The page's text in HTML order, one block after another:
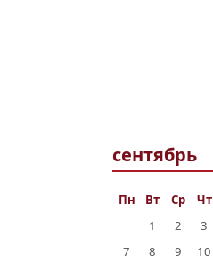
сентябрь
Пн Вт Ср Чт
1
2 3
7
8 9 10